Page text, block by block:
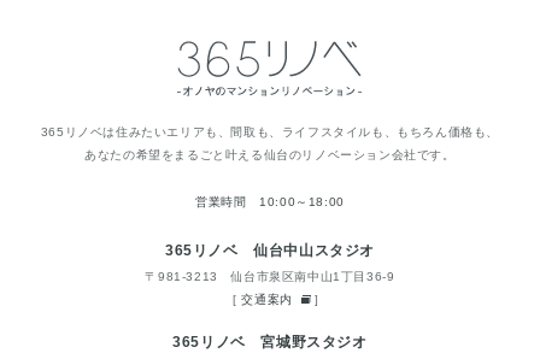
365リノベは住みたいエリアも、間取も、ライフスタイルも、もちろん価格も、
あなたの希望をまるごと叶える仙台のリノベーション会社です。
営業時間 10:00～18:00
365リノベ 仙台中山スタジオ
〒981-3213 仙台市泉区南中山1丁目36-9
[交通案内 ]
365リノベ 宮城野スタジオ